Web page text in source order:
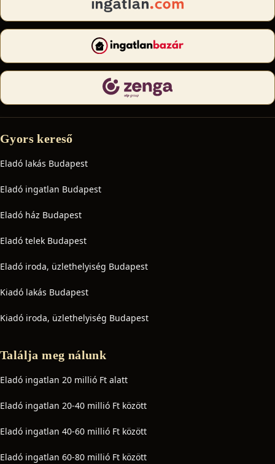
Gyors kereső
Eladó lakás Budapest
Eladó ingatlan Budapest
Eladó ház Budapest
Eladó telek Budapest
Eladó iroda, üzlethelyiség Budapest
Kiadó lakás Budapest
Kiadó iroda, üzlethelyiség Budapest
Találja meg nálunk
Eladó ingatlan 20 millió Ft alatt
Eladó ingatlan 20-40 millió Ft között
Eladó ingatlan 40-60 millió Ft között
Eladó ingatlan 60-80 millió Ft között